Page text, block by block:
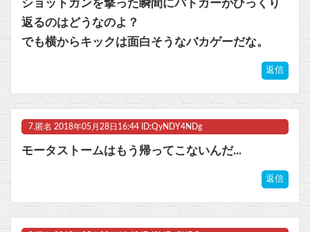
ショットガンを撃った瞬間にパトカーがひっくり
返るのはどうなのよ？
でも横からキックは面白そうなバカゲーだな。
返信
7. 匿名 2018年05月28日16:44 ID:QyNDY4NDg
モータストームはもう帰ってこないんだ...
返信